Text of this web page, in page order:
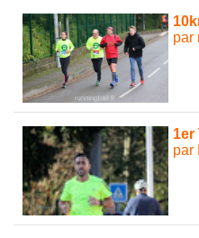
par
1er
par